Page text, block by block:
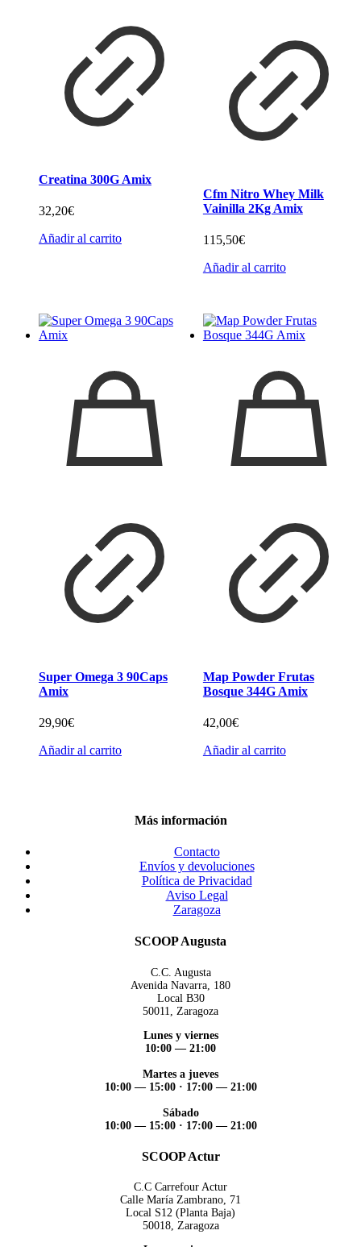
Creatina 300G Amix
32,20€
Añadir al carrito
Cfm Nitro Whey Milk
Vainilla 2Kg Amix
115,50€
Añadir al carrito
Super Omega 3 90Caps
Amix
29,90€
Añadir al carrito
Map Powder Frutas
Bosque 344G Amix
42,00€
Añadir al carrito
Más información
Contacto
Envíos y devoluciones
Política de Privacidad
Aviso Legal
Zaragoza
SCOOP Augusta
C.C. Augusta
Avenida Navarra, 180
Local B30
50011, Zaragoza
Lunes y viernes
10:00 — 21:00
Martes a jueves
10:00 — 15:00 · 17:00 — 21:00
Sábado
10:00 — 15:00 · 17:00 — 21:00
SCOOP Actur
C.C Carrefour Actur
Calle María Zambrano, 71
Local S12 (Planta Baja)
50018, Zaragoza